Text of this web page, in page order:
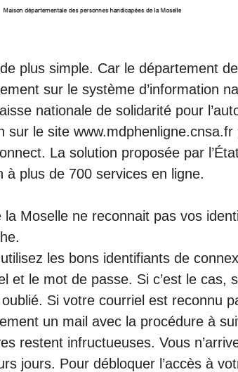
plus simple. Car le département
sur le système d’information
nationale de solidarité pour
sur le site www.mdphenligne.cnsa.fr
La solution proposée par
à plus de 700 services en ligne.
Moselle ne reconnait pas vos
les bons identifiants de
et le mot de passe. Si c’est le cas,
Si votre courriel est reconnu
un mail avec la procédure à
restent infructueuses. Vous
jours. Pour débloquer l’accès à